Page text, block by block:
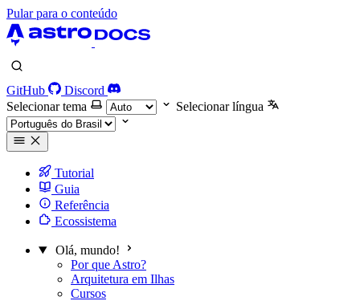
Pular para o conteúdo
GitHub
Discord
Selecionar tema
Selecionar língua
Tutorial
Guia
Referência
Ecossistema
Olá, mundo!
Por que Astro?
Arquitetura em Ilhas
Cursos